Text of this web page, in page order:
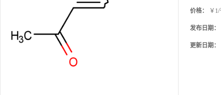
价格： ￥
发布日期：
更新日期：